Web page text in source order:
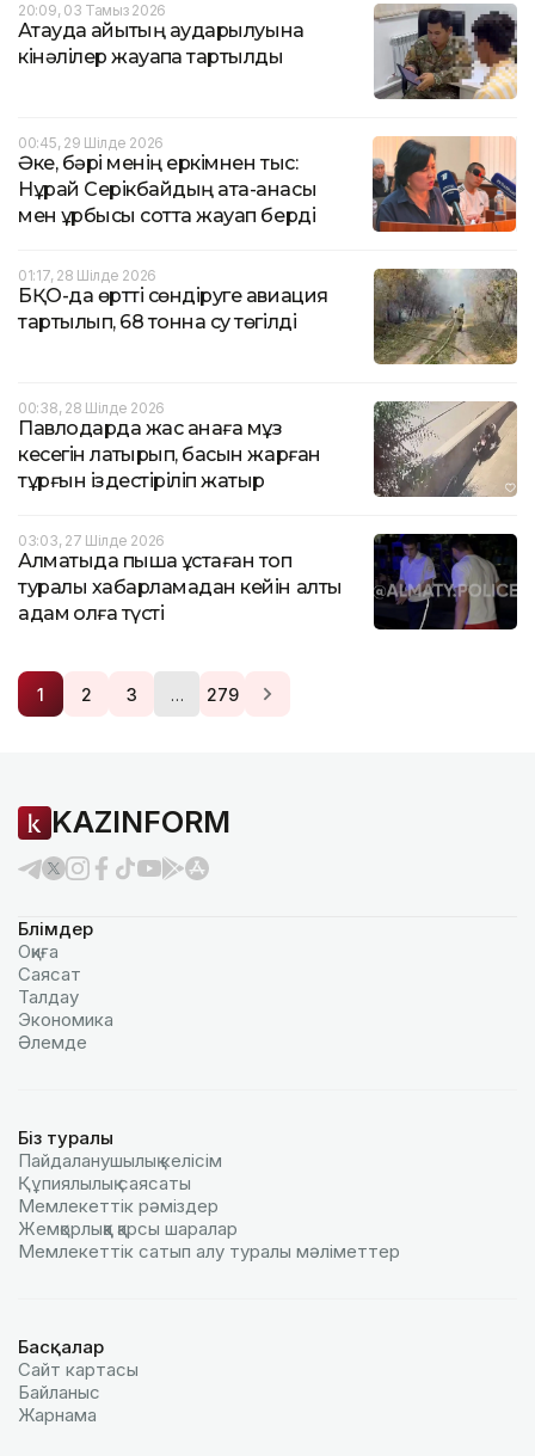
20:09, 03 Тамыз 2026
Ақтауда қайықтың аударылуына
кінәлілер жауапқа тартылды
00:45, 29 Шілде 2026
Әке, бәрі менің еркімнен тыс:
Нұрай Серікбайдың ата-анасы
мен құрбысы сотта жауап берді
01:17, 28 Шілде 2026
БҚО-да өртті сөндіруге авиация
тартылып, 68 тонна су төгілді
00:38, 28 Шілде 2026
Павлодарда жас анаға мұз
кесегін лақтырып, басын жарған
тұрғын іздестіріліп жатыр
03:03, 27 Шілде 2026
Алматыда пышақ ұстаған топ
туралы хабарламадан кейін алты
адам қолға түсті
1 2 3 … 279
KAZINFORM
Бөлімдер
Оқиға
Саясат
Талдау
Экономика
Әлемде
Біз туралы
Пайдаланушылық келiciм
Құпиялылық саясаты
Мемлекеттік рәміздер
Жемқорлыққа қарсы шаралар
Мемлекеттік сатып алу туралы мәлiметтер
Басқалар
Сайт картасы
Байланыс
Жарнама